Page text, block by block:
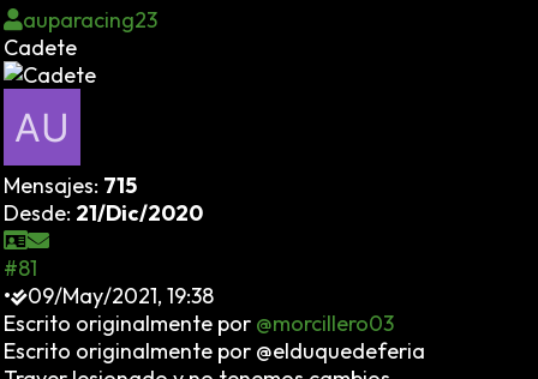
auparacing23
Cadete
Mensajes: 715
Desde: 21/Dic/2020
#81
•
09/May/2021, 19:38
Escrito originalmente por @morcillero03
Escrito originalmente por @elduquedeferia